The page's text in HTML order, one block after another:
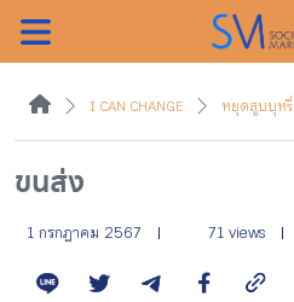
ค้นหา
หน้าแรกแคมเปญ
I CAN CHANGE หยุดสูบบุหรี่
ขนส่ง
1 กรกฎาคม 2567 71 views